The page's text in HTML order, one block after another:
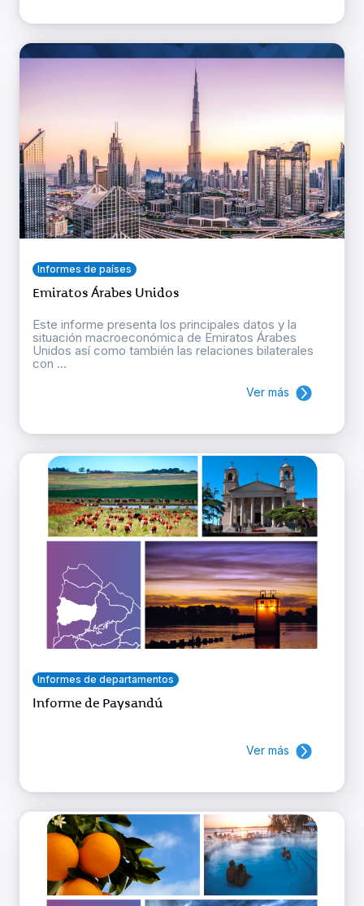
Informes de países
Emiratos Árabes Unidos
Este informe presenta los principales datos y la
situación macroeconómica de Emiratos Árabes
Unidos así como también las relaciones bilaterales
con ...
Ver más
Informes de departamentos
Informe de Paysandú
Ver más